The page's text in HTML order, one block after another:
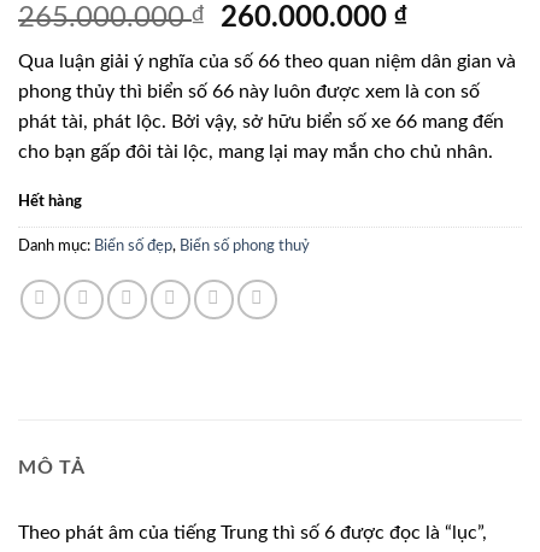
265.000.000₫
Giá
gốc
là:
265.000.000 ₫.
260.000.000₫Giá
tại
là:
Qua luận giải ý nghĩa của số 66 theo quan niệm dân gian và
phong thủy thì biển số 66 này luôn được xem là con số
phát tài, phát lộc. Bởi vậy, sở hữu biển số xe 66 mang đến
cho bạn gấp đôi tài lộc, mang lại may mắn cho chủ nhân.
Hết hàng
Danh mục: Biển số đẹp, Biển số phong thuỷ
MÔ TẢ
Theo phát âm của tiếng Trung thì số 6 được đọc là “lục”,